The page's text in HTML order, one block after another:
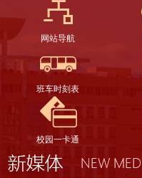
网站导航
班车时刻表
校园一卡通